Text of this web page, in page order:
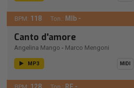
BPM: 118 Ton.: MIb -
Canto d'amore
Angelina Mango - Marco Mengoni
MP3 MIDI
128 RE -